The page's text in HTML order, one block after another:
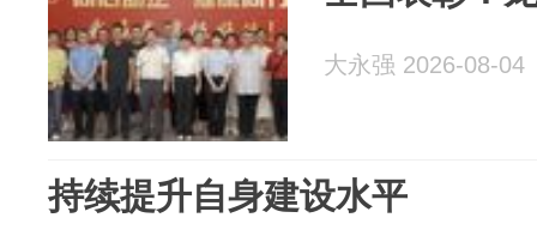
大永强 2026-08-04
持续提升自身建设水平